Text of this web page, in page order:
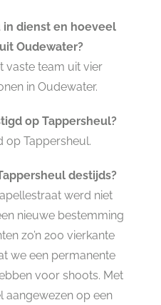
dienst en hoeveel
Oudewater?
vaste team uit vier
in Oudewater.
op Tappersheul?
op Tappersheul.
destijds?
werd niet
nieuwe bestemming
zo’n 200 vierkante
we een permanente
voor shoots. Met
aangewezen op een